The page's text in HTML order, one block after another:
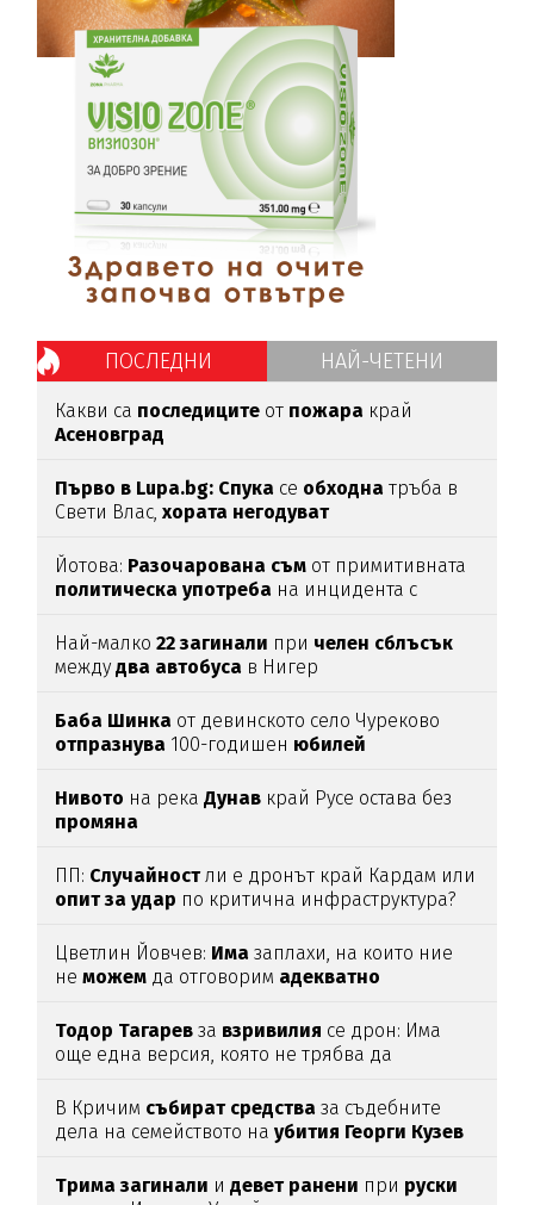
ПОСЛЕДНИ НАЙ-ЧЕТЕНИ
Какви са последиците от пожара край
Асеновград
Първо в Lupa.bg: Спука се обходна тръба в
Свети Влас,хората негодуват
Йотова: Разочарована съм от примитивната
политическа употреба на инцидента с
Най-малко22 загинали при челен сблъсък
междудва автобуса в Нигер
Баба Шинка от девинското село Чуреково
отпразнува 100-годишен юбилей
Нивото на рекаДунав край Русе остава без
промяна
ПП: Случайностли е дронът край Кардам или
опит за удар по критична инфраструктура?
Цветлин Йовчев: Има заплахи, на които ние
неможем да отговорим адекватно
Тодор Тагарев за взривилия се дрон: Има
още една версия, която не трябва да
В Кричим събират средства за съдебните
дела на семейството наубития Георги Кузев
Трима загинали идевет ранени при руски